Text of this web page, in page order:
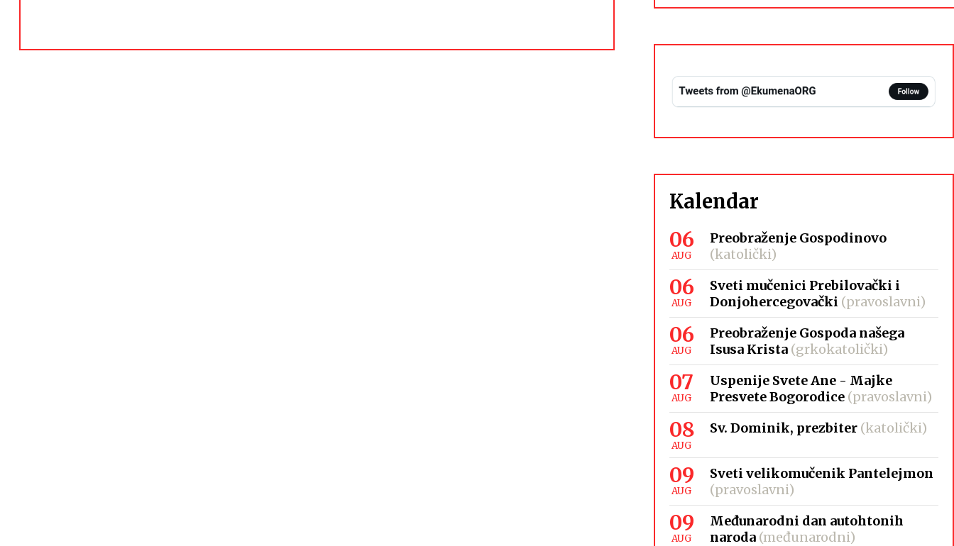
Kalendar
06
AUG
Preobraženje Gospodinovo
(katolički)
06
AUG
Sveti mučenici Prebilovački i
Donjohercegovački (pravoslavni)
06
AUG
Preobraženje Gospoda našega
Isusa Krista (grkokatolički)
07
AUG
Uspenije Svete Ane - Majke
Presvete Bogorodice (pravoslavni)
08
AUG
Sv. Dominik, prezbiter (katolički)
09
AUG
Sveti velikomučenik Pantelejmon
(pravoslavni)
09
AUG
Međunarodni dan autohtonih
naroda (međunarodni)